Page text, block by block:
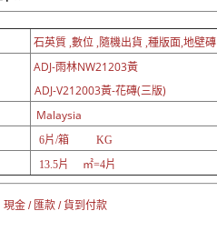
石英質 ,數位 ,隨機出貨 ,種版面,地壁磚
ADJ-雨林NW21203黃
ADJ-V212003黃-花磚(三版)
Malaysia
6片/箱 KG
13.5片 ㎡=4片
金 / 匯款 / 貨到付款